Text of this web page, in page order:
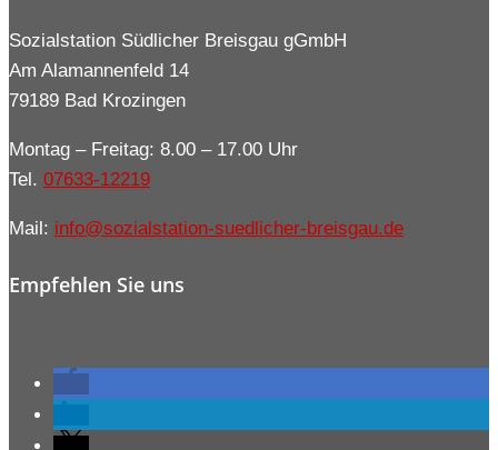
Sozialstation Südlicher Breisgau gGmbH
Am Alamannenfeld 14
79189 Bad Krozingen
Montag – Freitag: 8.00 – 17.00 Uhr
Tel. 07633-12219
Mail: info@sozialstation-suedlicher-breisgau.de
Empfehlen Sie uns